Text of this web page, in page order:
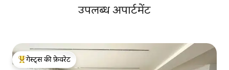
उपलब्ध अपार्टमेंट
गेस्ट्स का टॉप फ़ेवरेट
गेस्ट्स की फ़ेवरेट